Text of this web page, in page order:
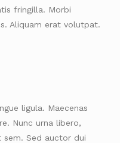
fringilla. Morbi
Aliquam erat volutpat.
ligula. Maecenas
Nunc urna libero,
sem. Sed auctor dui